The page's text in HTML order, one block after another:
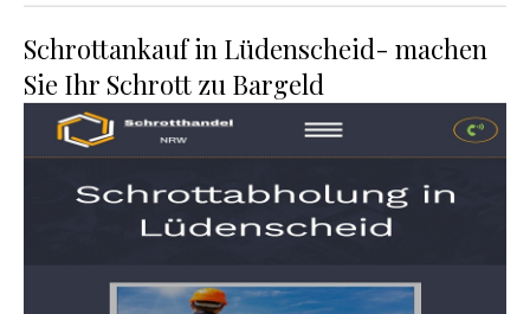
Schrottankauf in Lüdenscheid- machen
Sie Ihr Schrott zu Bargeld